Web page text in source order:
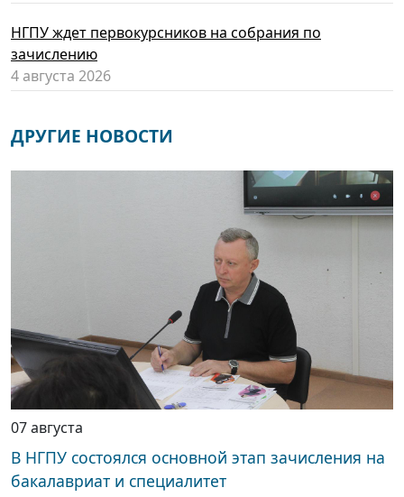
НГПУ ждет первокурсников на собрания по
зачислению
4 августа 2026
ДРУГИЕ НОВОСТИ
07 августа
В НГПУ состоялся основной этап зачисления на
бакалавриат и специалитет